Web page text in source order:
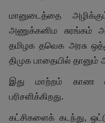
மானுடைத்தை
அணுக்கனிம சுரங்கம்
தமிழக தவெக அரசு
திமுக பாதையில் தானும்
இது மாற்றம் காண
பரிசளிக்கிறது.
கட்சிகளைக் கடந்து,